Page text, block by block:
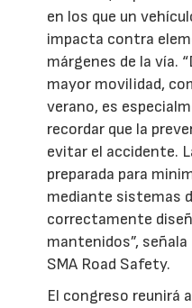
en los que un
impacta contra
márgenes de la vía.
mayor movilidad,
verano, es
recordar que la
evitar el accidente.
preparada para
mediante sistemas
correctamente
mantenidos”,
SMA Road Safety.
El congreso reunirá